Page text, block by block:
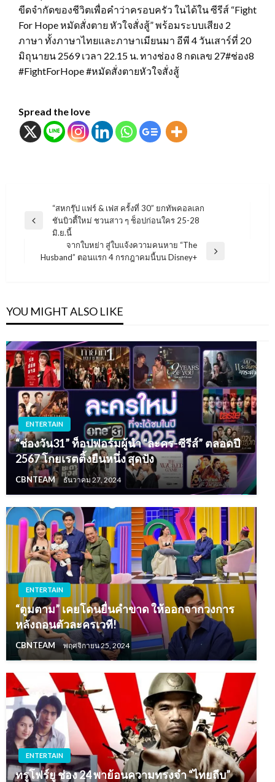
ขีดจำกัดของชีวิตเพื่อคำว่าครอบครัว ในได้ใน ซีรีส์ “Fight
For Hope หมัดสั่งตาย หัวใจสั่งสู้” พร้อมระบบเสียง 2
ภาษา ทั้งภาษาไทยและภาษาเมียนมา อีพี 4 วันเสาร์ที่ 20
มิถุนายน 2569 เวลา 22.15 น. ทางช่อง 8 กดเลข 27#ช่อง8
#FightForHope #หมัดสั่งตายหัวใจสั่งสู้
Spread the love
แนะแนว
เรื่อง
Previous
“สหกรุ๊ป แฟร์ & เฟส ครั้งที่ 30” ยกทัพคอลเลก
ชันบิวตี้ใหม่ ชวนสาว ๆ ช็อปก่อนใคร 25-28
มิ.ย.นี้
Next
จากใบหย่า สู่ใบแจ้งความคนหาย “The
Husband” ตอนแรก 4 กรกฎาคมนี้บน Disney+
YOU MIGHT ALSO LIKE
ENTERTAIN
“ช่องวัน31” ท็อปฟอร์มผู้นำ “ละคร-ซีรีส์” ตลอดปี
2567 โกยเรตติ้งยืนหนึ่ง สุดปัง
CBNTEAM ธันวาคม 27, 2024
ENTERTAIN
“ตูมตาม” เคยโดนยื่นคำขาด ให้ออกจากวงการ
หลังถอนตัวละครเวที!
CBNTEAM พฤศจิกายน 25, 2024
ENTERTAIN
ทรูโฟร์ยู ช่อง 24 พาย้อนความทรงจำ “ไทยถีบ”